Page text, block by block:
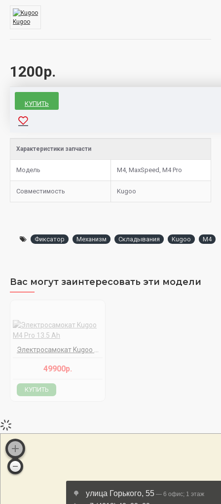
1200р.
Kugoo
КУПИТЬ
Характеристики запчасти
Модель M4, MaxSpeed, M4 Pro
Совместимость Kugoo
Фиксатор Механизм Складывания Kugoo M4
Вас могут заинтересовать эти модели
Электросамокат Kugoo M4 Pro 13.5 Ah
49900р.
КУПИТЬ